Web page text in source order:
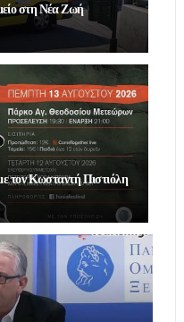
στη Νέα Ζωή
τον Κωσταντή Πιστιόλη